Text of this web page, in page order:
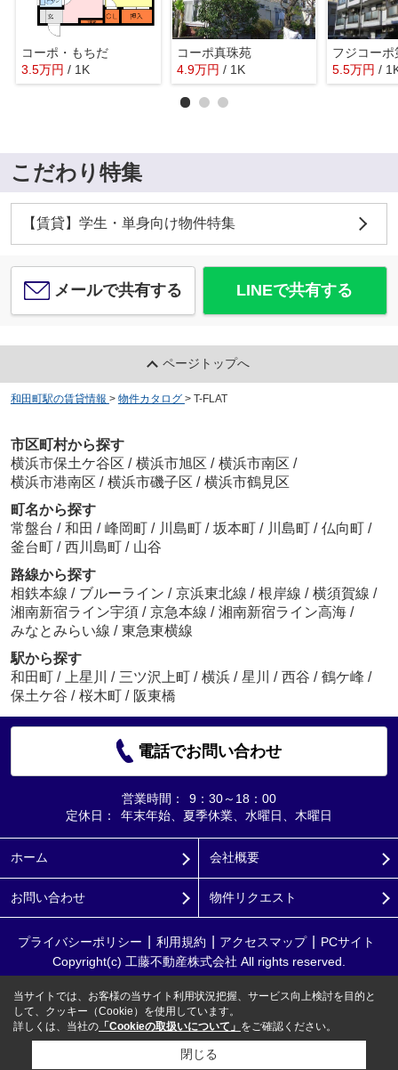
コーポ・もちだ
3.5万円 / 1K
コーポ真珠苑
4.9万円 / 1K
フジコーポ
5.5万円 /
こだわり特集
【賃貸】学生・単身向け物件特集
メールで共有する LINEで共有する
ページトップへ
和田町駅の賃貸情報 > 物件カタログ > T-FLAT
市区町村から探す
横浜市保土ケ谷区 / 横浜市旭区 / 横浜市南区 /
横浜市港南区 / 横浜市磯子区 / 横浜市鶴見区
町名から探す
常盤台 / 和田 / 峰岡町 / 川島町 / 坂本町 / 川島町 / 仏向町 /
釜台町 / 西川島町 / 山谷
路線から探す
相鉄本線 / ブルーライン / 京浜東北線 / 根岸線 / 横須賀線 /
湘南新宿ライン宇須 / 京急本線 / 湘南新宿ライン高海 /
みなとみらい線 / 東急東横線
駅から探す
和田町 / 上星川 / 三ツ沢上町 / 横浜 / 星川 / 西谷 / 鶴ケ峰 /
保土ケ谷 / 桜木町 / 阪東橋
電話でお問い合わせ
営業時間：
9：30～18：00
定休日：
年末年始、夏季休業、水曜日、木曜日
ホーム 会社概要
お問い合わせ 物件リクエスト
プライバシーポリシー 利用規約 アクセスマップ
PCサイト
Copyright(c) 工藤不動産株式会社 All rights reserved.
当サイトでは、お客様の当サイト利用状況把握、サービス向上検討を目的と
して、クッキー（Cookie）を使用しています。
詳しくは、当社の 「Cookieの取扱いについて」 をご確認ください。
閉じる